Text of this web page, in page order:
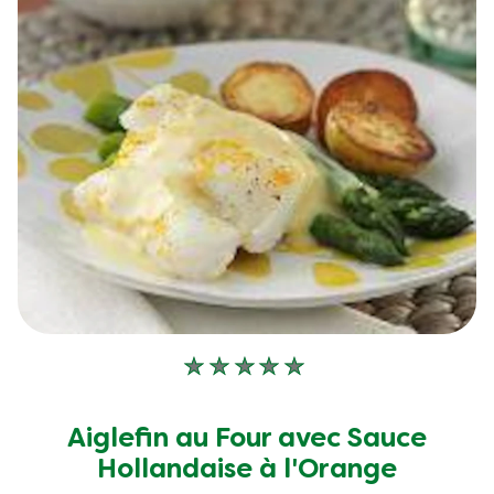
Aucune
soumise
pour
Aiglefin au Four avec Sauce
Hollandaise à l'Orange